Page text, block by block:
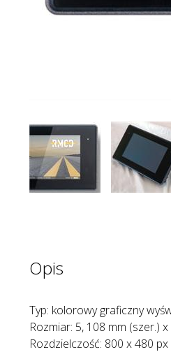
Opis
Typ: kolorowy graficzny
Rozmiar: 5, 108 mm (szer.)
Rozdzielczość: 800 x 480 px